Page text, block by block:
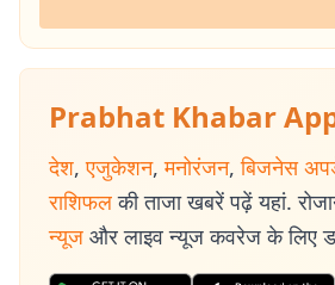
Prabhat Khabar
देश, एजुकेशन, मनोरंजन, बिजनेस
राशिफल की ताजा खबरें पढ़ें यहां.
न्यूज और लाइव न्यूज कवरेज के लिए